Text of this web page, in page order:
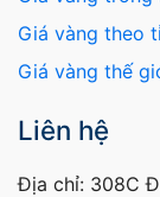
Giá vàng theo
Giá vàng thế
Liên hệ
Địa chỉ: 308C